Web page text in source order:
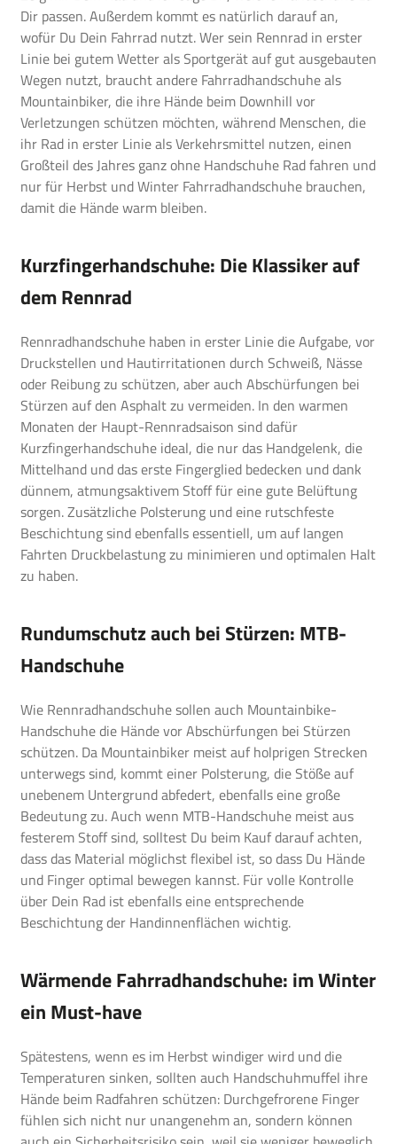
Dir passen. Außerdem kommt es natürlich darauf an,
wofür Du Dein Fahrrad nutzt. Wer sein Rennrad in erster
Linie bei gutem Wetter als Sportgerät auf gut ausgebauten
Wegen nutzt, braucht andere Fahrradhandschuhe als
Mountainbiker, die ihre Hände beim Downhill vor
Verletzungen schützen möchten, während Menschen, die
ihr Rad in erster Linie als Verkehrsmittel nutzen, einen
Großteil des Jahres ganz ohne Handschuhe Rad fahren und
nur für Herbst und Winter Fahrradhandschuhe brauchen,
damit die Hände warm bleiben.
Kurzfingerhandschuhe: Die Klassiker auf
dem Rennrad
Rennradhandschuhe haben in erster Linie die Aufgabe, vor
Druckstellen und Hautirritationen durch Schweiß, Nässe
oder Reibung zu schützen, aber auch Abschürfungen bei
Stürzen auf den Asphalt zu vermeiden. In den warmen
Monaten der Haupt-Rennradsaison sind dafür
Kurzfingerhandschuhe ideal, die nur das Handgelenk, die
Mittelhand und das erste Fingerglied bedecken und dank
dünnem, atmungsaktivem Stoff für eine gute Belüftung
sorgen. Zusätzliche Polsterung und eine rutschfeste
Beschichtung sind ebenfalls essentiell, um auf langen
Fahrten Druckbelastung zu minimieren und optimalen Halt
zu haben.
Rundumschutz auch bei Stürzen: MTB-
Handschuhe
Wie Rennradhandschuhe sollen auch Mountainbike-
Handschuhe die Hände vor Abschürfungen bei Stürzen
schützen. Da Mountainbiker meist auf holprigen Strecken
unterwegs sind, kommt einer Polsterung, die Stöße auf
unebenem Untergrund abfedert, ebenfalls eine große
Bedeutung zu. Auch wenn MTB-Handschuhe meist aus
festerem Stoff sind, solltest Du beim Kauf darauf achten,
dass das Material möglichst flexibel ist, so dass Du Hände
und Finger optimal bewegen kannst. Für volle Kontrolle
über Dein Rad ist ebenfalls eine entsprechende
Beschichtung der Handinnenflächen wichtig.
Wärmende Fahrradhandschuhe: im Winter
ein Must-have
Spätestens, wenn es im Herbst windiger wird und die
Temperaturen sinken, sollten auch Handschuhmuffel ihre
Hände beim Radfahren schützen: Durchgefrorene Finger
fühlen sich nicht nur unangenehm an, sondern können